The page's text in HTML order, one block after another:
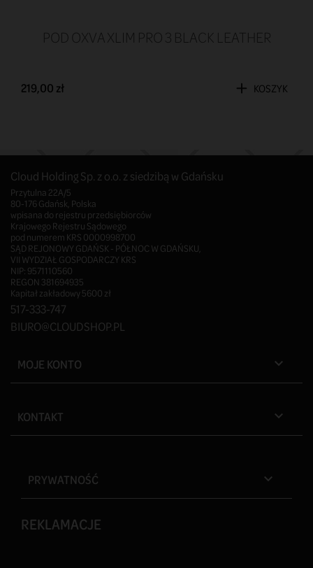
POD OXVA XLIM PRO 3 BLACK LEATHER
219,00 zł KOSZYK
Cloud Holding Sp. z o.o. z siedzibą w Gdańsku
Przytulna 22A/5
80-176 Gdańsk, Polska
wpisana do rejestru przedsiębiorców
Krajowego Rejestru Sądowego
pod numerem KRS 0000998700
SĄD REJONOWY GDAŃSK - PÓŁNOC W GDAŃSKU,
VII WYDZIAŁ GOSPODARCZY KRS
NIP: 9571110560
REGON 381694935
Kapitał zakładowy 5600 zł
517-333-747
BIURO@CLOUDSHOP.PL
MOJE KONTO 
KONTAKT 
PRYWATNOŚĆ 
REKLAMACJE